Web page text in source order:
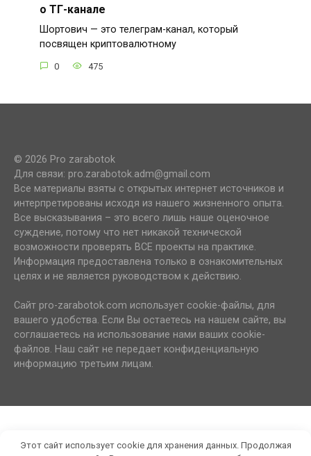
о ТГ-канале
Шортович — это телеграм-канал, который
посвящен криптовалютному
0 475
© 2026 Pro zarabotok
Для связи: pro.zarabotok.adm@gmail.com
Все материалы взяты с открытых интернет источников и
интерпретированы исходя из нашего жизненного опыта.
Все высказывания – это всего лишь наше оценочное
суждение, потому что нет никакой технической
возможности проверять ВСЕ проекты на практике.
Информация предоставлена только в ознакомительных
целях и не является руководством к действию.
Сайт pro-zarabotok.com использует cookie-файлы, для
вашего удобства. Если Вы остаетесь на нашем сайте, вы
соглашаетесь на использование нами ваших cookie-
файлов. Наш сайт не передает конфиденциальную
информацию третьим лицам.
Этот сайт использует cookie для хранения данных. Продолжая